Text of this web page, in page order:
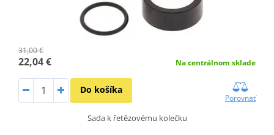
31,00 €
22,04 € Na centrálnom sklade
Do košíka
Porovnať
Sada k řetězovému kolečku